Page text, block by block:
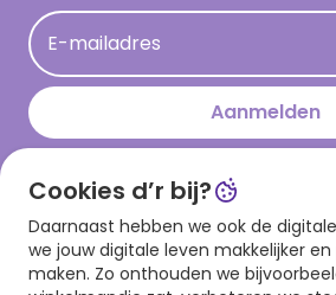
Acties
Persberichten
Hallmark en Kinderpostzegels
E-mailadres
Aanmelden
Download onze app
Cookies d’r bij?
Daarnaast hebben we ook de
we jouw digitale leven makkelijker en
maken. Zo onthouden we